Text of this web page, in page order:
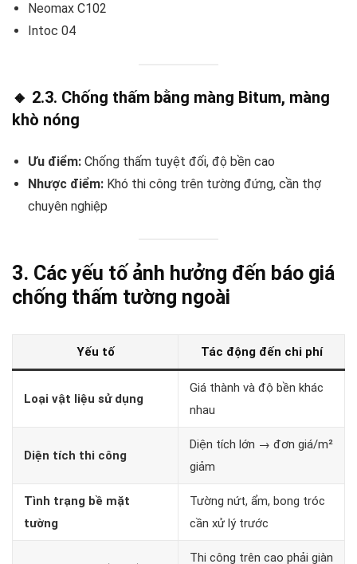
Neomax C102
Intoc 04
🔸 2.3. Chống thấm bằng màng Bitum, màng
khò nóng
Ưu điểm: Chống thấm tuyệt đối, độ bền cao
Nhược điểm: Khó thi công trên tường đứng, cần thợ
chuyên nghiệp
3. Các yếu tố ảnh hưởng đến báo giá
chống thấm tường ngoài
Yếu tố Tác động đến chi phí
Loại vật liệu sử dụng
Giá thành và độ bền khác
nhau
Diện tích thi công
Diện tích lớn → đơn giá/m²
giảm
Tình trạng bề mặt
tường
Tường nứt, ẩm, bong tróc
cần xử lý trước
Thi công trên cao phải giàn